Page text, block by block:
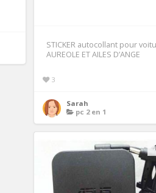
STICKER autocollant pour
AUREOLE ET AILES D’ANGE
3
Sarah
pc 2 en 1